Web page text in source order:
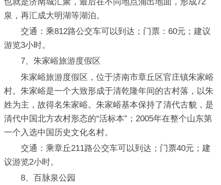
泉，再汇成大明湖等湖泊。
交通：乘812路公交车可以到达；门票：60元；建议
游览3小时。
7、朱家峪旅游度假区
朱家峪旅游度假区，位于济南市章丘区官庄镇朱家峪
村。朱家峪是一个大致形成于清乾隆年间的古村落，以朱
姓为主，故得名朱家峪。朱家峪基本保持了清代古貌，是
清代中国北方农村形态的“活标本”；2005年在整个山东第
一个入选中国历史文化名村。
交通：乘章丘211路公交车可以到达；门票40元；建
议游览2小时。
8、百脉泉公园